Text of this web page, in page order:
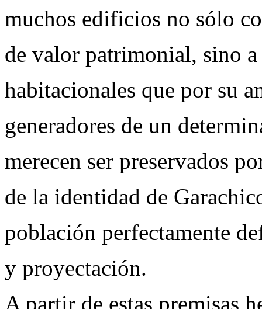
muchos edificios no sólo
de valor patrimonial, sino
habitacionales que por su
generadores de un
merecen ser preservados
de la identidad de
población perfectamente
y proyectación.
A partir de estas premisas